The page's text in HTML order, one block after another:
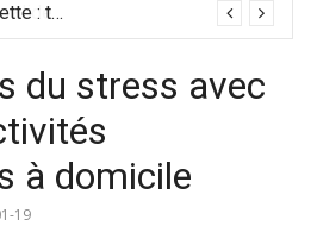
Shampoing moquette : temps de séchage
du stress avec
à domicile
19